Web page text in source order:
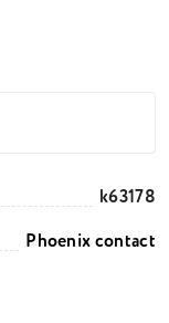
k63178
Phoenix contact